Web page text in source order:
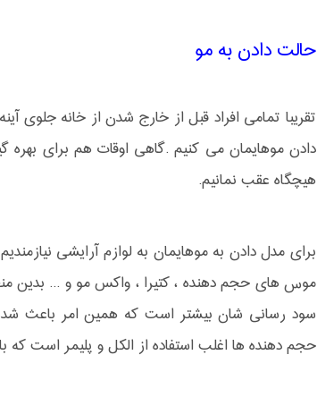
حالت دادن به مو
تقریبا تمامی افراد قبل از خارج شدن از خانه
دادن موهایمان می کنیم .گاهی اوقات هم برای
هیچگاه عقب نمانیم.
برای مدل دادن به موهایمان به لوازم آرایشی
موس های حجم دهنده ، کتیرا ، واکس مو و ... بدین
سود رسانی شان بیشتر است که همین امر باعث
حجم دهنده ها اغلب استفاده از الکل و پلیمر است